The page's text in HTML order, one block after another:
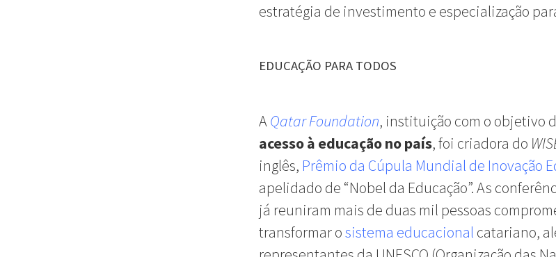
estratégia de investimento e especialização
EDUCAÇÃO PARA TODOS
AQatar Foundation, instituição com o objetivo
acesso à educação no país, foi criadora do
inglês, Prêmio da Cúpula Mundial de Inovação
apelidado de “Nobel da Educação”. As
já reuniram mais de duas mil pessoas
transformar osistema educacional catariano,